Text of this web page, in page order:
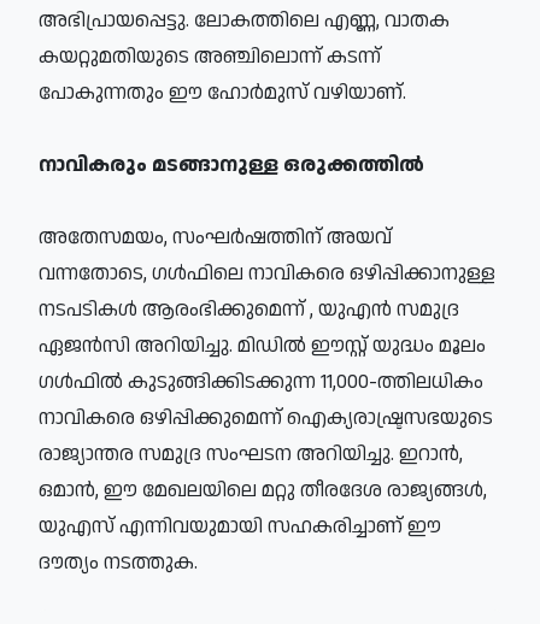
അഭിപ്രായപ്പെട്ടു. ലോകത്തിലെ എണ്ണ, വാതക
കയറ്റുമതിയുടെ അഞ്ചിലൊന്ന് കടന്ന്
പോകുന്നതും ഈ ഹോര്‍മുസ് വഴിയാണ്.
​നാവികരും മടങ്ങാനുള്ള ഒരുക്കത്തില്‍​
അതേസമയം, സംഘര്‍ഷത്തിന് അയവ്
വന്നതോടെ, ഗള്‍ഫിലെ നാവികരെ ഒഴിപ്പിക്കാനുള്ള
നടപടികള്‍ ആരംഭിക്കുമെന്ന് , യുഎന്‍ സമുദ്ര
ഏജന്‍സി അറിയിച്ചു. മിഡില്‍ ഈസ്റ്റ് യുദ്ധം മൂലം
ഗള്‍ഫില്‍ കുടുങ്ങിക്കിടക്കുന്ന 11,000-ത്തിലധികം
നാവികരെ ഒഴിപ്പിക്കുമെന്ന് ഐക്യരാഷ്ട്രസഭയുടെ
രാജ്യാന്തര സമുദ്ര സംഘടന അറിയിച്ചു. ഇറാന്‍,
ഒമാന്‍, ഈ മേഖലയിലെ മറ്റു തീരദേശ രാജ്യങ്ങള്‍,
യുഎസ് എന്നിവയുമായി സഹകരിച്ചാണ് ഈ
ദൗത്യം നടത്തുക.